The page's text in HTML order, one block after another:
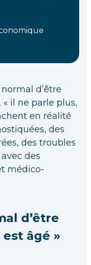
d’être
il ne parle plus,
en réalité
des
des troubles
des
médico-
d’être
âgé »